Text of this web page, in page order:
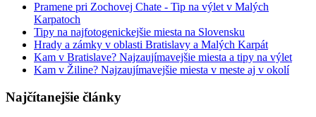
Pramene pri Zochovej Chate - Tip na výlet v Malých
Karpatoch
Tipy na najfotogenickejšie miesta na Slovensku
Hrady a zámky v oblasti Bratislavy a Malých Karpát
Kam v Bratislave? Najzaujímavejšie miesta a tipy na výlet
Kam v Žiline? Najzaujímavejšie miesta v meste aj v okolí
Najčítanejšie články